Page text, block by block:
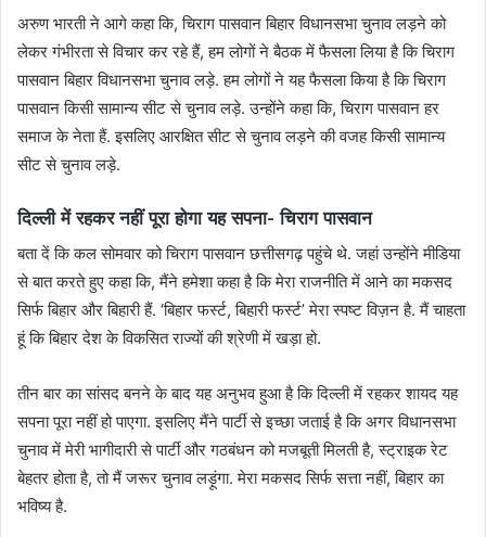
अरुण भारती ने आगे कहा कि, चिराग पासवान बिहार विधानसभा चुनाव लड़ने को
लेकर गंभीरता से विचार कर रहे हैं, हम लोगों ने बैठक में फैसला लिया है कि चिराग
पासवान बिहार विधानसभा चुनाव लड़े. हम लोगों ने यह फैसला किया है कि चिराग
पासवान किसी सामान्य सीट से चुनाव लड़े. उन्होंने कहा कि, चिराग पासवान हर
समाज के नेता हैं. इसलिए आरक्षित सीट से चुनाव लड़ने की वजह किसी सामान्य
सीट से चुनाव लड़े.
दिल्ली में रहकर नहीं पूरा होगा यह सपना- चिराग पासवान
बता दें कि कल सोमवार को चिराग पासवान छत्तीसगढ़ पहुंचे थे. जहां उन्होंने मीडिया
से बात करते हुए कहा कि, मैंने हमेशा कहा है कि मेरा राजनीति में आने का मकसद
सिर्फ बिहार और बिहारी हैं. ‘बिहार फर्स्ट, बिहारी फर्स्ट’ मेरा स्पष्ट विज़न है. मैं चाहता
हूं कि बिहार देश के विकसित राज्यों की श्रेणी में खड़ा हो.
तीन बार का सांसद बनने के बाद यह अनुभव हुआ है कि दिल्ली में रहकर शायद यह
सपना पूरा नहीं हो पाएगा. इसलिए मैंने पार्टी से इच्छा जताई है कि अगर विधानसभा
चुनाव में मेरी भागीदारी से पार्टी और गठबंधन को मजबूती मिलती है, स्ट्राइक रेट
बेहतर होता है, तो मैं जरूर चुनाव लड़ूंगा. मेरा मकसद सिर्फ सत्ता नहीं, बिहार का
भविष्य है.